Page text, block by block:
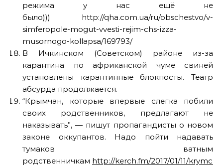
режима у нас ещё не
было))) http://qha.com.ua/ru/obschestvo/v-
simferopole-mogut-vvesti-rejim-chs-izza-
musornogo-kollapsa/169793/
В Ичкинском (Советском) районе из-за
карантина по африканской чуме свиней
установлены карантинные блокпосты. Театр
абсурда продолжается.
“Крымчан, которые впервые слегка побили
своих родственников, предлагают не
наказывать”, — пишут пропагандисты о новом
законе оккупантов. Надо пойти надавать
тумаков ватным
родственничкам http://kerch.fm/2017/01/11/